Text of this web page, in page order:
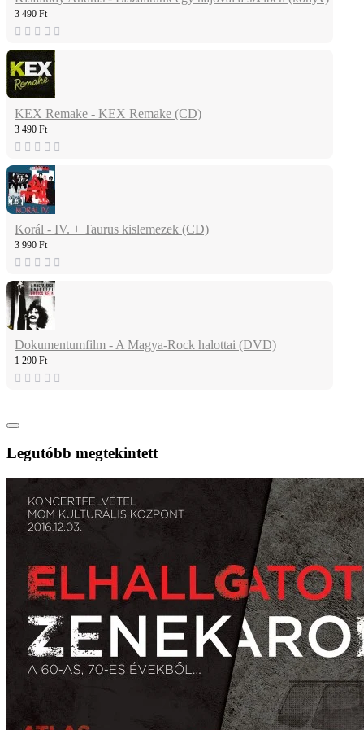
3 490 Ft
KEX Remake - KEX Remake (CD)
3 490 Ft
Korál - IV. + Taurus kislemezek (CD)
3 990 Ft
Dokumentumfilm - A Magya-Rock halottai (DVD)
1 290 Ft
Legutóbb megtekintett